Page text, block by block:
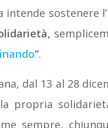
intende sostenere
“.
dal 13 al 28
propria
sempre,